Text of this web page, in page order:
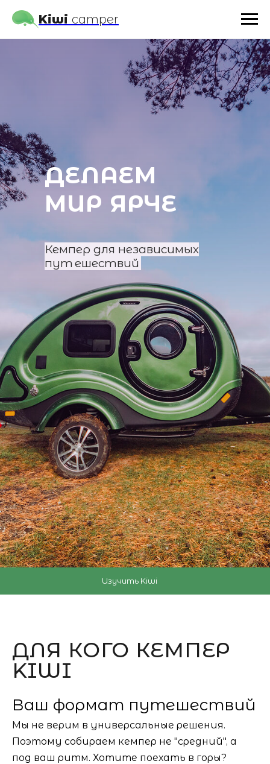
Kiwi camper
ДЕЛАЕМ
МИР ЯРЧЕ
Кемпер для независимых
пут ешествий
Изучить Kiwi
ДЛЯ КОГО КЕМПЕР
KIWI
Ваш формат путешествий
Мы не верим в универсальные решения.
Поэтому собираем кемпер не "средний", а
под ваш ритм. Хотите поехать в горы?